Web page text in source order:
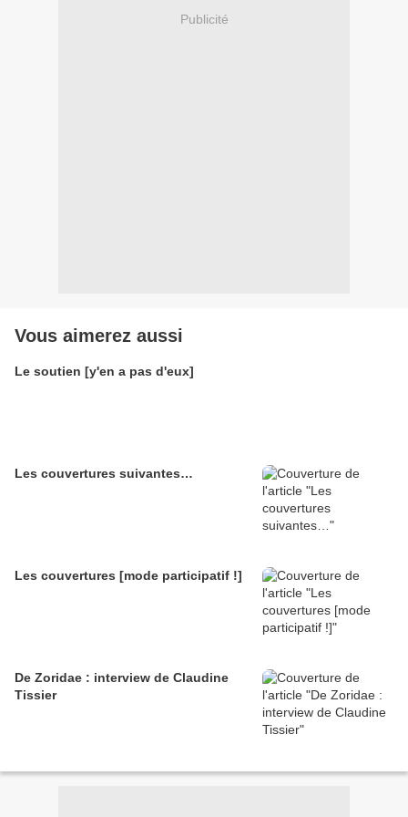
Publicité
Vous aimerez aussi
Le soutien [y'en a pas d'eux]
Les couvertures suivantes…
Les couvertures [mode participatif !]
De Zoridae : interview de Claudine
Tissier